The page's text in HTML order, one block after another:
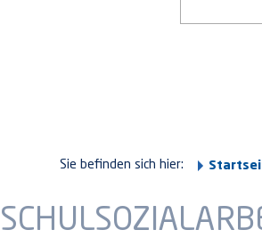
Sie befinden sich hier: